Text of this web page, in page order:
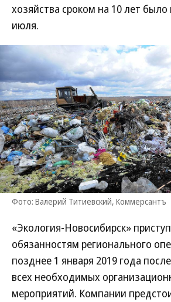
хозяйства сроком на 10 лет
июля.
Фото: Валерий Титиевский, Коммерсантъ
«Экология-Новосибирск»
обязанностям регионального
позднее 1 января 2019 года
всех необходимых
мероприятий. Компании